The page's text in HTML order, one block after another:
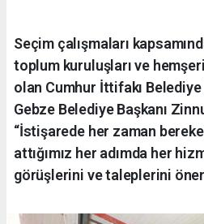
Seçim çalışmaları
toplum kuruluşları ve
olan Cumhur İttifakı Belediye
Gebze Belediye Başkanı
“İstişarede her zaman
attığımız her adımda her
görüşlerini ve taleplerini